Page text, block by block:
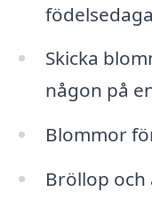
Skicka
någon på
Blommor
Bröllop och